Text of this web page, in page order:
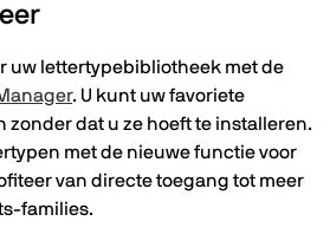
uw lettertypebibliotheek met de
. U kunt uw favoriete
zonder dat u ze hoeft te installeren.
met de nieuwe functie voor
van directe toegang tot meer
families.